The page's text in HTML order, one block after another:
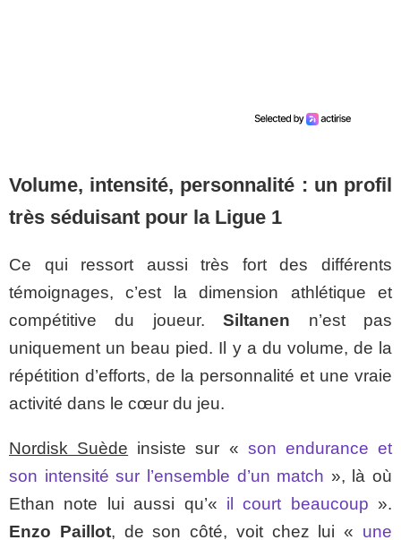
Volume, intensité, personnalité : un profil
très séduisant pour la Ligue 1
Ce qui ressort aussi très fort des différents
témoignages, c’est la dimension athlétique et
compétitive du joueur.Siltanen n’est pas
uniquement un beau pied. Il y a du volume, de la
répétition d’efforts, de la personnalité et une vraie
activité dans le cœur du jeu.
Nordisk Suède insiste sur « son endurance et
son intensité sur l’ensemble d’un match », là où
Ethan note lui aussi qu’« il court beaucoup ».
Enzo Paillot, de son côté, voit chez lui « une